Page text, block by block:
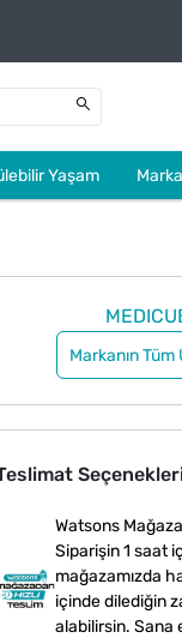
Yaşam
Markanın
Watsons
Siparişin 1 saat
mağazamızda
içinde dilediğin
alabilirsin. Sana